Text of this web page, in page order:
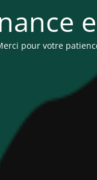
pour votre